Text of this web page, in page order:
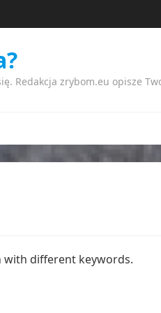
Redakcja zrybom.eu opisze
with different keywords.